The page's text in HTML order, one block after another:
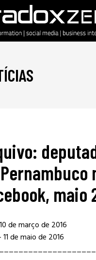
maio
de março de 2016
de maio de 2016